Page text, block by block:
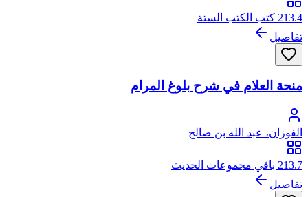
213.4 كتب الكتب الستة
تفاصيل
منحة العلام في شرح بلوغ المرام
الفوزان، عبد الله بن صالح
213.7 باقي مجموعات الحديث
تفاصيل